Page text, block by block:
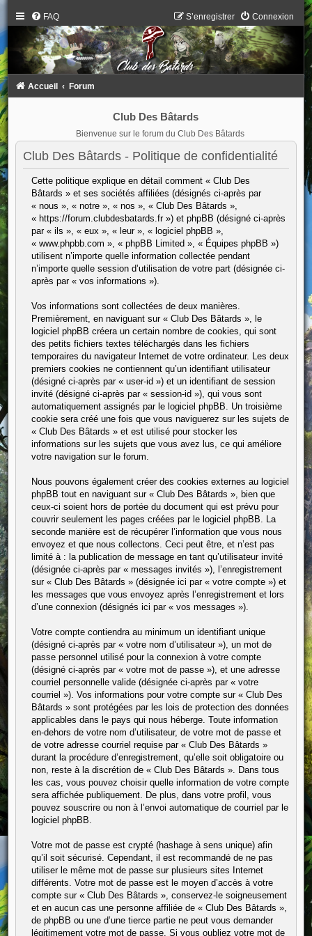
FAQ Connexion
S’enregistrer
Accueil Forum
Club Des Bâtards
Bienvenue sur le forum du Club Des Bâtards
Club Des Bâtards - Politique de confidentialité
Cette politique explique en détail comment « Club Des
Bâtards » et ses sociétés affiliées (désignés ci-après par
« nous », « notre », « nos », « Club Des Bâtards »,
« https://forum.clubdesbatards.fr ») et phpBB (désigné ci-après
par « ils », « eux », « leur », « logiciel phpBB »,
« www.phpbb.com », « phpBB Limited », « Équipes phpBB »)
utilisent n’importe quelle information collectée pendant
n’importe quelle session d’utilisation de votre part (désignée ci-
après par « vos informations »).
Vos informations sont collectées de deux manières.
Premièrement, en naviguant sur « Club Des Bâtards », le
logiciel phpBB créera un certain nombre de cookies, qui sont
des petits fichiers textes téléchargés dans les fichiers
temporaires du navigateur Internet de votre ordinateur. Les deux
premiers cookies ne contiennent qu’un identifiant utilisateur
(désigné ci-après par « user-id ») et un identifiant de session
invité (désigné ci-après par « session-id »), qui vous sont
automatiquement assignés par le logiciel phpBB. Un troisième
cookie sera créé une fois que vous naviguerez sur les sujets de
« Club Des Bâtards » et est utilisé pour stocker les
informations sur les sujets que vous avez lus, ce qui améliore
votre navigation sur le forum.
Nous pouvons également créer des cookies externes au logiciel
phpBB tout en naviguant sur « Club Des Bâtards », bien que
ceux-ci soient hors de portée du document qui est prévu pour
couvrir seulement les pages créées par le logiciel phpBB. La
seconde manière est de récupérer l’information que vous nous
envoyez et que nous collectons. Ceci peut être, et n’est pas
limité à : la publication de message en tant qu’utilisateur invité
(désignée ci-après par « messages invités »), l’enregistrement
sur « Club Des Bâtards » (désignée ici par « votre compte ») et
les messages que vous envoyez après l’enregistrement et lors
d’une connexion (désignés ici par « vos messages »).
Votre compte contiendra au minimum un identifiant unique
(désigné ci-après par « votre nom d’utilisateur »), un mot de
passe personnel utilisé pour la connexion à votre compte
(désigné ci-après par « votre mot de passe »), et une adresse
courriel personnelle valide (désignée ci-après par « votre
courriel »). Vos informations pour votre compte sur « Club Des
Bâtards » sont protégées par les lois de protection des données
applicables dans le pays qui nous héberge. Toute information
en-dehors de votre nom d’utilisateur, de votre mot de passe et
de votre adresse courriel requise par « Club Des Bâtards »
durant la procédure d’enregistrement, qu’elle soit obligatoire ou
non, reste à la discrétion de « Club Des Bâtards ». Dans tous
les cas, vous pouvez choisir quelle information de votre compte
sera affichée publiquement. De plus, dans votre profil, vous
pouvez souscrire ou non à l’envoi automatique de courriel par le
logiciel phpBB.
Votre mot de passe est crypté (hashage à sens unique) afin
qu’il soit sécurisé. Cependant, il est recommandé de ne pas
utiliser le même mot de passe sur plusieurs sites Internet
différents. Votre mot de passe est le moyen d’accès à votre
compte sur « Club Des Bâtards », conservez-le soigneusement
et en aucun cas une personne affiliée de « Club Des Bâtards »,
de phpBB ou une d’une tierce partie ne peut vous demander
légitimement votre mot de passe. Si vous oubliez votre mot de